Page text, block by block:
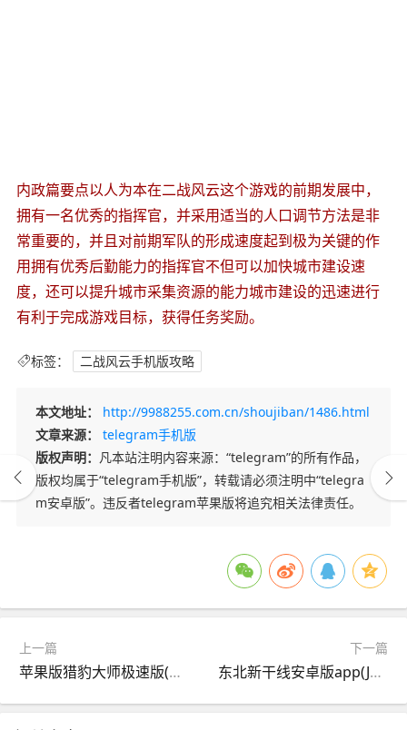
内政篇要点以人为本在二战风云这个游戏的前期发展中，
拥有一名优秀的指挥官，并采用适当的人口调节方法是非
常重要的，并且对前期军队的形成速度起到极为关键的作
用拥有优秀后勤能力的指挥官不但可以加快城市建设速
度，还可以提升城市采集资源的能力城市建设的迅速进行
有利于完成游戏目标，获得任务奖励。
标签： 二战风云手机版攻略
本文地址：
http://9988255.com.cn/shoujiban/1486.html
文章来源：
telegram手机版
版权声明： 凡本站注明内容来源：“telegram”的所有作品，
版权均属于“telegram手机版”，转载请必须注明中“telegra
m安卓版”。违反者telegram苹果版将追究相关法律责任。
上一篇
苹果版猎豹大师极速版(苹果版猎豹大师极速版怎么用)
下一篇
东北新干线安卓版app(JR东日本列车模拟器下载免费)